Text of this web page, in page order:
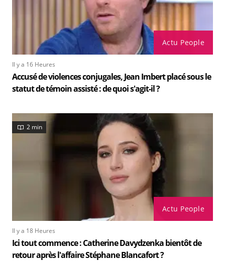
Actu People
Il y a 16 Heures
Accusé de violences conjugales, Jean Imbert placé sous le
statut de témoin assisté : de quoi s'agit-il ?
Actu People
2 min
Il y a 18 Heures
Ici tout commence : Catherine Davydzenka bientôt de
retour après l'affaire Stéphane Blancafort ?